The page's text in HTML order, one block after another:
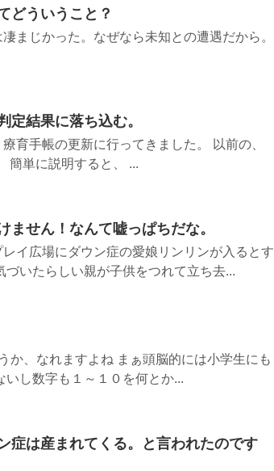
どういうこと？
まじかった。なぜなら未知との遭遇だから。
定結果に落ち込む。
育手帳の更新に行ってきました。 以前の、
簡単に説明すると、 ...
ません！なんて嘘っぱちだな。
イ広場にダウン症の愛娘リンリンが入るとす
いたらしい親が子供をつれて立ち去...
か、なれますよね まぁ頭脳的には小学生にも
し数字も１～１０を何とか...
症は産まれてくる。と言われたのです